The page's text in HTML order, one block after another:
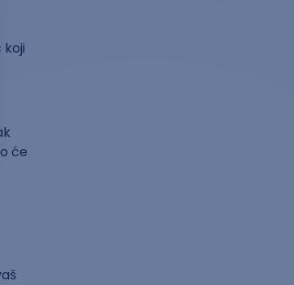
će